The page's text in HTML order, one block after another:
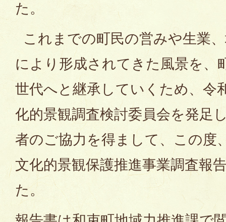
た。
これまでの町民の営みや生業
により形成されてきた風景を、
世代へと継承していくため、令
化的景観調査検討委員会を発足
者のご協力を得まして、この度
文化的景観保護推進事業調査報
た。